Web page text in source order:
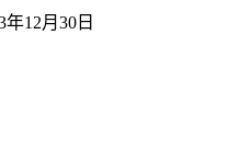
年12月30日